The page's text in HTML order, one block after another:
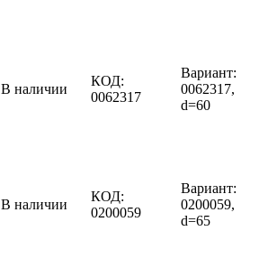
В наличии
КОД:
0062317
Вариант:
0062317,
d=60
В наличии
КОД:
0200059
Вариант:
0200059,
d=65